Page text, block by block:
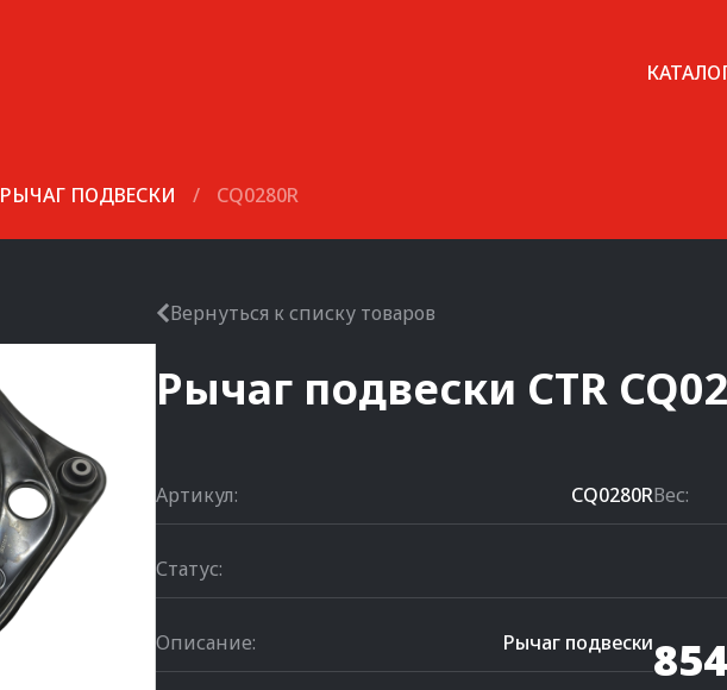
РЫЧАГ ПОДВЕСКИ / CQ0280R
Вернуться к списку товаров
Рычаг подвески CTR
Артикул: CQ0280RВес:
Статус:
Описание: Рычаг подвески